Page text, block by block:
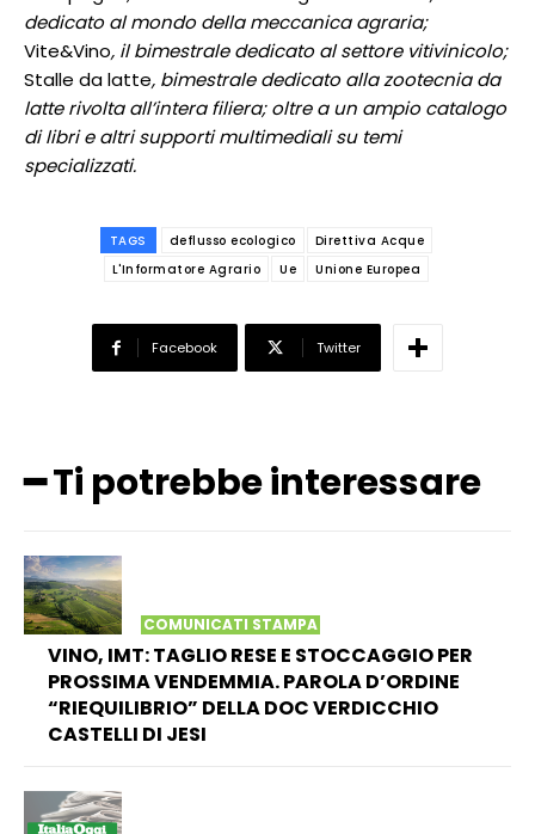
dedicato al mondo della meccanica agraria;
Vite&Vino, il bimestrale dedicato al settore vitivinicolo;
Stalle da latte, bimestrale dedicato alla zootecnia da
latte rivolta all’intera filiera; oltre a un ampio catalogo
di libri e altri supporti multimediali su temi
specializzati.
TAGS deflusso ecologico
Direttiva Acque
L'Informatore Agrario
Ue Unione Europea
Facebook Twitter
━ Ti potrebbe interessare
COMUNICATI STAMPA
VINO, IMT: TAGLIO RESE E STOCCAGGIO PER
PROSSIMA VENDEMMIA. PAROLA D’ORDINE
“RIEQUILIBRIO” DELLA DOC VERDICCHIO
CASTELLI DI JESI